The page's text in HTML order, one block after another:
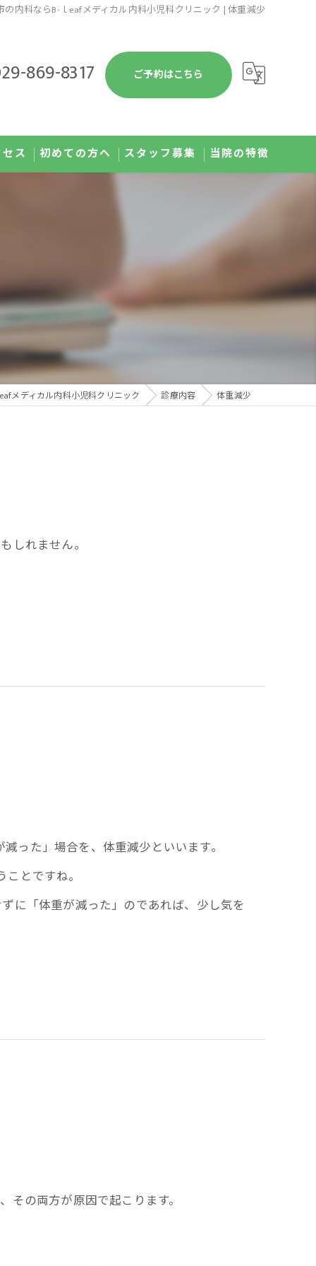
の内科ならB-ｌeafメディカル内科小児科クリニック | 体重減少
869-8317 ご予約はこちら
ス 初めての方へ スタッフ募集 当院の特徴
健康診断
肥満
メディカル内科小児科クリニック 診療内容 体重減少
しれません。
った」場合を、体重減少といいます。
とですね。
に「体重が減った」のであれば、少し気を
の両方が原因で起こります。